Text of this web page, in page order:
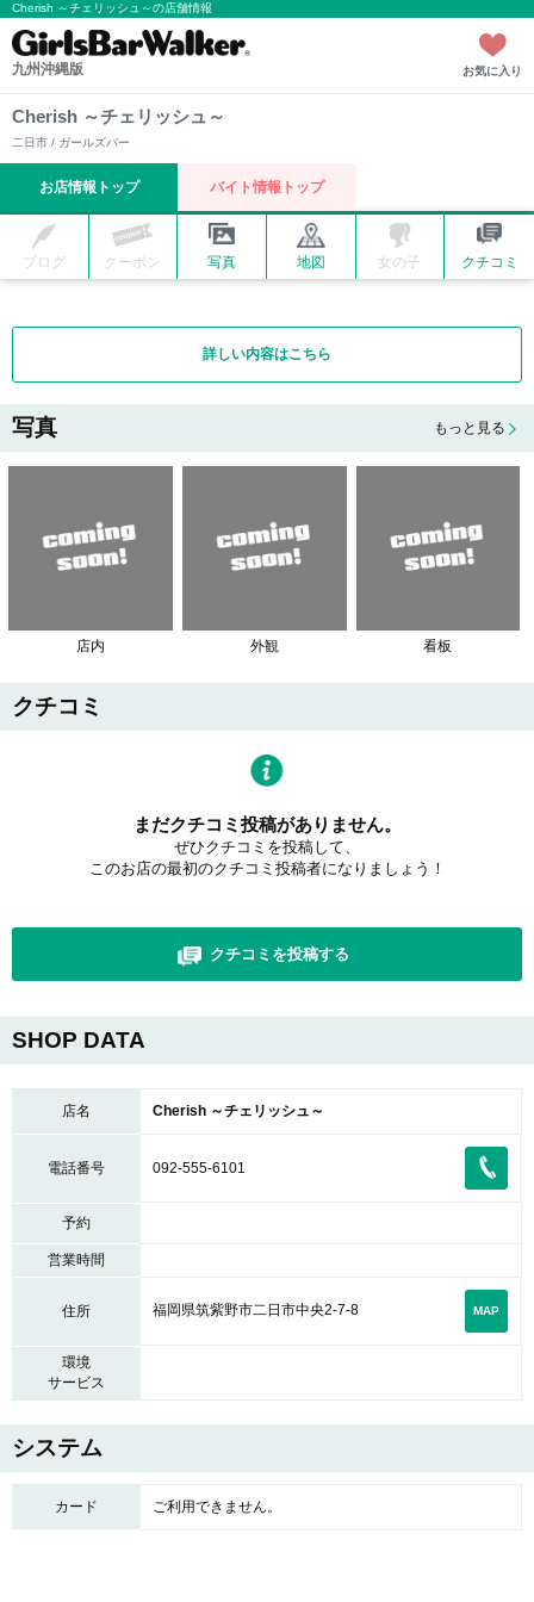
Cherish ～チェリッシュ～の店舗情報
九州沖縄版 お気に入り
Cherish ～チェリッシュ～
二日市 / ガールズバー
お店情報トップ バイト情報トップ
ブログ クーポン 写真 地図 女の子 クチコミ
詳しい内容はこちら
写真 もっと見る
店内 外観 看板
クチコミ
まだクチコミ投稿がありません。
ぜひクチコミを投稿して、
このお店の最初のクチコミ投稿者になりましょう！
クチコミを投稿する
SHOP DATA
店名 Cherish ～チェリッシュ～
電話番号 092-555-6101
予約
営業時間
住所 福岡県筑紫野市二日市中央2-7-8 MAP
環境
サービス
システム
カード ご利用できません。